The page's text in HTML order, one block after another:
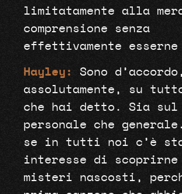
limitatamente alla
comprensione senza
effettivamente
Hayley:
Sono d’accordo,
assolutamente, su
che hai detto. Sia sul
personale che
se in tutti noi c’è
interesse di
misteri nascosti,